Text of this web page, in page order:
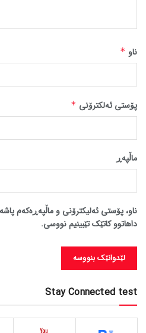
ناو *
پۆستی ئەلکترۆنی *
ماڵپه‌ڕ
ناو، پۆستی ئەلیکترۆنی و ماڵپەڕەکەم
داهاتوو کاتێک تێبینیم نووسی.
Stay Connected test